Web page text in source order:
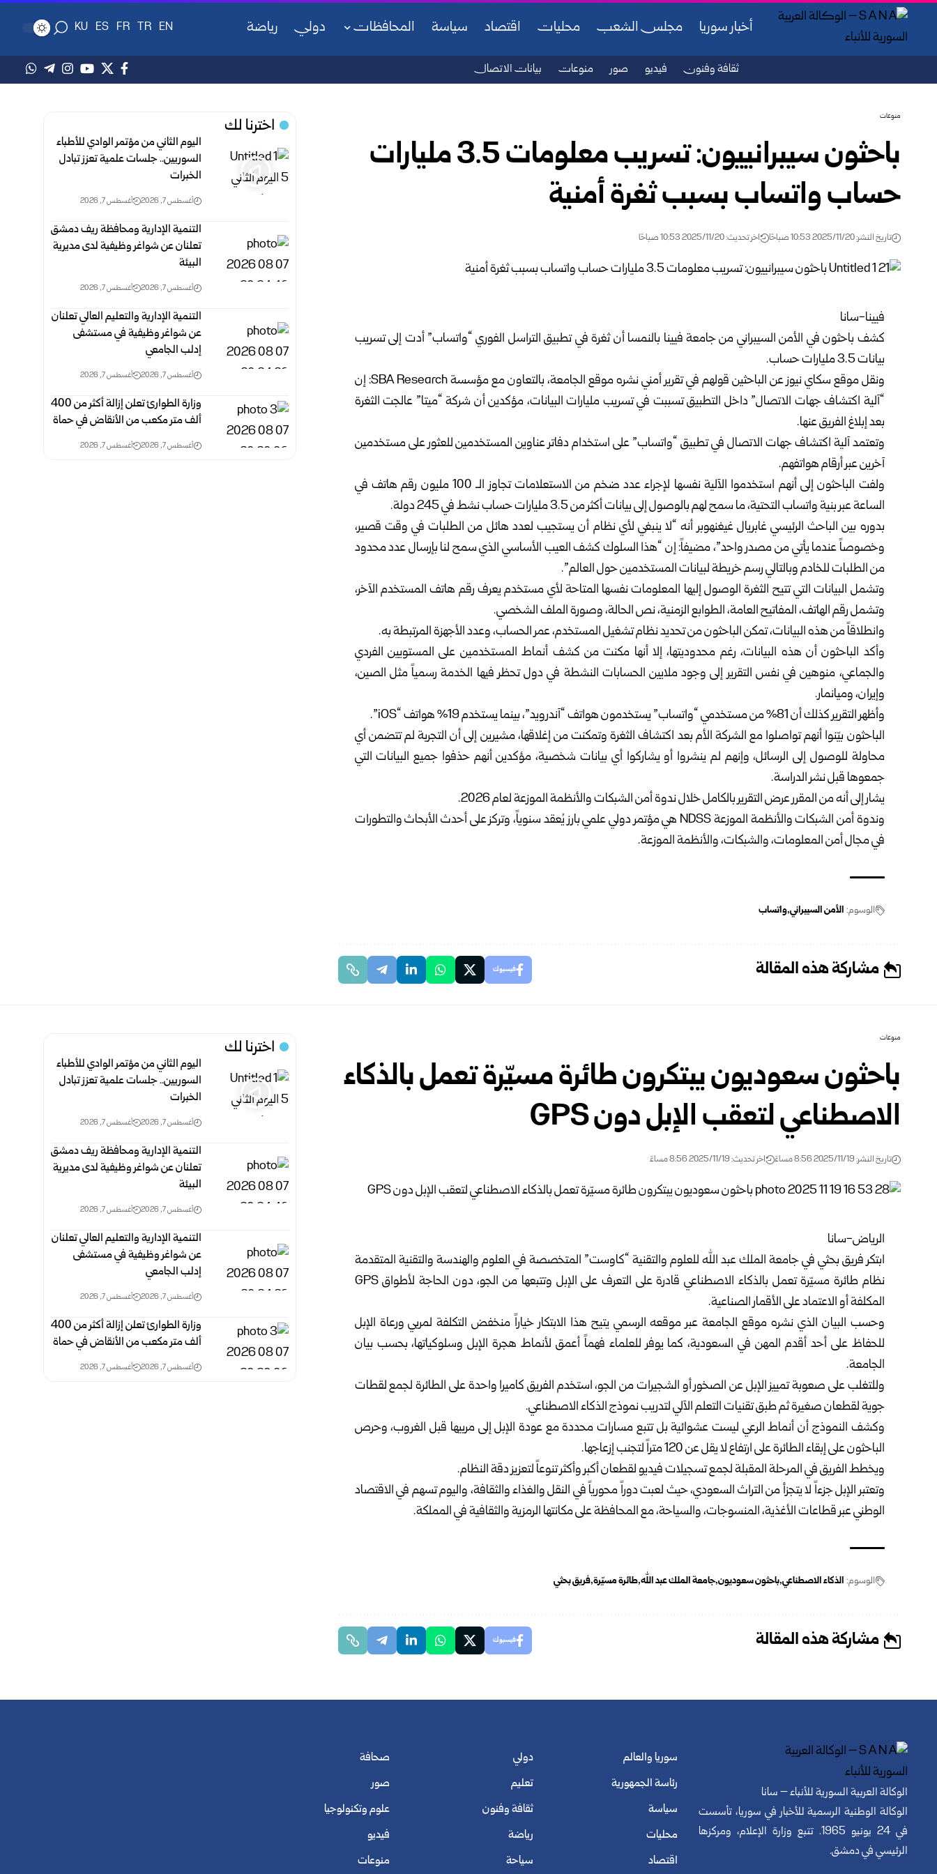
أخبار سوريا مجلس الشعب محليات اقتصاد سياسة المحافظات دولي رياضة EN
TR
FR
ES
KU
ثقافة وفنون فيديو صور منوعات بيانات الاتصال
منوعات
باحثون سيبرانييون: تسريب معلومات 3.5 مليارات
حساب واتساب بسبب ثغرة أمنية
تاريخ النشر: 2025/11/20 10:53 صباحًا اخر تحديث: 2025/11/20 10:53 صباحًا
فيينا-سانا
كشف باحثون في الأمن السيبراني من جامعة فيينا بالنمسا أن ثغرة في تطبيق التراسل الفوري “واتساب” أدت إلى تسريب
بيانات 3.5 مليارات حساب.
ونقل موقع سكاي نيوز عن الباحثين قولهم في تقرير أمني نشره موقع الجامعة، بالتعاون مع مؤسسة SBA Research: إن
“آلية اكتشاف جهات الاتصال” داخل التطبيق تسببت في تسريب مليارات البيانات، مؤكدين أن شركة “ميتا” عالجت الثغرة
بعد إبلاغ الفريق عنها.
وتعتمد آلية اكتشاف جهات الاتصال في تطبيق “واتساب” على استخدام دفاتر عناوين المستخدمين للعثور على مستخدمين
آخرين عبر أرقام هواتفهم.
ولفت الباحثون إلى أنهم استخدموا الآلية نفسها لإجراء عدد ضخم من الاستعلامات تجاوز الـ 100 مليون رقم هاتف في
الساعة عبر بنية واتساب التحتية، ما سمح لهم بالوصول إلى بيانات أكثر من 3.5 مليارات حساب نشط في 245 دولة.
بدوره بين الباحث الرئيسي غابريال غيغنهوبر أنه “لا ينبغي لأي نظام أن يستجيب لعدد هائل من الطلبات في وقت قصير،
وخصوصاً عندما يأتي من مصدر واحد”، مضيفاً: إن “هذا السلوك كشف العيب الأساسي الذي سمح لنا بإرسال عدد محدود
من الطلبات للخادم وبالتالي رسم خريطة لبيانات المستخدمين حول العالم”.
وتشمل البيانات التي تتيح الثغرة الوصول إليها المعلومات نفسها المتاحة لأي مستخدم يعرف رقم هاتف المستخدم الآخر،
وتشمل رقم الهاتف، المفاتيح العامة، الطوابع الزمنية، نص الحالة، وصورة الملف الشخصي.
وانطلاقاً من هذه البيانات، تمكن الباحثون من تحديد نظام تشغيل المستخدم، عمر الحساب، وعدد الأجهزة المرتبطة به.
وأكد الباحثون أن هذه البيانات، رغم محدوديتها، إلا أنها مكنت من كشف أنماط المستخدمين على المستويين الفردي
والجماعي، منوهين في نفس التقرير إلى وجود ملايين الحسابات النشطة في دول تحظر فيها الخدمة رسمياً مثل الصين،
وإيران، وميانمار.
وأظهر التقرير كذلك أن 81% من مستخدمي “واتساب” يستخدمون هواتف “آندرويد”، بينما يستخدم 19% هواتف “iOS”.
الباحثون بيّنوا أنهم تواصلوا مع الشركة الأم بعد اكتشاف الثغرة وتمكنت من إغلاقها، مشيرين إلى أن التجربة لم تتضمن أي
محاولة للوصول إلى الرسائل، وإنهم لم ينشروا أو يشاركوا أي بيانات شخصية، مؤكدين أنهم حذفوا جميع البيانات التي
جمعوها قبل نشر الدراسة.
يشار إلى أنه من المقرر عرض التقرير بالكامل خلال ندوة أمن الشبكات والأنظمة الموزعة لعام 2026.
وندوة أمن الشبكات والأنظمة الموزعة NDSS هي مؤتمر دولي علمي بارز يُعقد سنوياً، وتركز على أحدث الأبحاث والتطورات
في مجال أمن المعلومات، والشبكات، والأنظمة الموزعة.
الوسوم: الأمن السيبراني واتساب
مشاركة هذه المقالة فيسبوك
اخترنا لك
اليوم الثاني من مؤتمر الوادي للأطباء
السوريين.. جلسات علمية تعزز تبادل
الخبرات
أغسطس 7, 2026 أغسطس 7, 2026
التنمية الإدارية ومحافظة ريف دمشق
تعلنان عن شواغر وظيفية لدى مديرية
البيئة
أغسطس 7, 2026 أغسطس 7, 2026
التنمية الإدارية والتعليم العالي تعلنان
عن شواغر وظيفية في مستشفى
إدلب الجامعي
أغسطس 7, 2026 أغسطس 7, 2026
وزارة الطوارئ تعلن إزالة أكثر من 400
ألف متر مكعب من الأنقاض في ‏حماة ‏
أغسطس 7, 2026 أغسطس 7, 2026
منوعات
باحثون سعوديون يبتكرون طائرة مسيّرة تعمل بالذكاء
الاصطناعي لتعقب الإبل دون GPS
تاريخ النشر: 2025/11/19 8:56 مساءً اخر تحديث: 2025/11/19 8:56 مساءً
الرياض-سانا
ابتكر فريق بحثي في جامعة الملك عبد الله للعلوم والتقنية “كاوست” المتخصصة في العلوم والهندسة والتقنية المتقدمة
نظام طائرة مسيّرة تعمل بالذكاء الاصطناعي قادرة على التعرف على الإبل وتتبعها من الجو، دون الحاجة لأطواق GPS
المكلفة أو الاعتماد على الأقمار الصناعية.
وحسب البيان الذي نشره موقع الجامعة عبر موقعه الرسمي يتيح هذا الابتكار خياراً منخفض التكلفة لمربي ورعاة الإبل
للحفاظ على أحد أقدم المهن في السعودية، كما يوفر للعلماء فهماً أعمق لأنماط هجرة الإبل وسلوكياتها، بحسب بيان
الجامعة.
وللتغلب على صعوبة تمييز الإبل عن الصخور أو الشجيرات من الجو، استخدم الفريق كاميرا واحدة على الطائرة لجمع لقطات
جوية لقطعان صغيرة ثم طبق تقنيات التعلم الآلي لتدريب نموذج الذكاء الاصطناعي.
وكشف النموذج أن أنماط الرعي ليست عشوائية بل تتبع مسارات محددة مع عودة الإبل إلى مربيها قبل الغروب، وحرص
الباحثون على إبقاء الطائرة على ارتفاع لا يقل عن 120 متراً لتجنب إزعاجها.
ويخطط الفريق في المرحلة المقبلة لجمع تسجيلات فيديو لقطعان أكبر وأكثر تنوعاً لتعزيز دقة النظام.
وتعتبر الإبل جزءاً لا يتجزأ من التراث السعودي، حيث لعبت دوراً محورياً في النقل والغذاء والثقافة، واليوم تسهم في الاقتصاد
الوطني عبر قطاعات الأغذية، المنسوجات، والسياحة، مع المحافظة على مكانتها الرمزية والثقافية في المملكة.
الوسوم: الذكاء الاصطناعي باحثون سعوديون جامعة الملك عبد الله طائرة مسيّرة فريق بحثي
مشاركة هذه المقالة فيسبوك
اخترنا لك
اليوم الثاني من مؤتمر الوادي للأطباء
السوريين.. جلسات علمية تعزز تبادل
الخبرات
أغسطس 7, 2026 أغسطس 7, 2026
التنمية الإدارية ومحافظة ريف دمشق
تعلنان عن شواغر وظيفية لدى مديرية
البيئة
أغسطس 7, 2026 أغسطس 7, 2026
التنمية الإدارية والتعليم العالي تعلنان
عن شواغر وظيفية في مستشفى
إدلب الجامعي
أغسطس 7, 2026 أغسطس 7, 2026
وزارة الطوارئ تعلن إزالة أكثر من 400
ألف متر مكعب من الأنقاض في ‏حماة ‏
أغسطس 7, 2026 أغسطس 7, 2026
الوكالة العربية السورية للأنباء – سانا
الوكالة الوطنية الرسمية للأخبار في سوريا، تأسست
في 24 يونيو 1965. تتبع وزارة الإعلام، ومركزها
الرئيسي في دمشق.
سوريا والعالم
رئاسة الجمهورية
سياسة
محليات
اقتصاد
دولي
تعليم
ثقافة وفنون
رياضة
سياحة
صحافة
صور
علوم وتكنولوجيا
فيديو
منوعات